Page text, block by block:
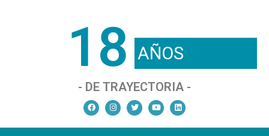
18 AÑOS
- DE TRAYECTORIA -